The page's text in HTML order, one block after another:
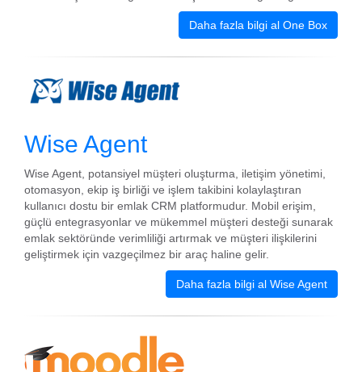
Daha fazla bilgi al One Box
Wise Agent
Wise Agent, potansiyel müşteri oluşturma, iletişim yönetimi,
otomasyon, ekip iş birliği ve işlem takibini kolaylaştıran
kullanıcı dostu bir emlak CRM platformudur. Mobil erişim,
güçlü entegrasyonlar ve mükemmel müşteri desteği sunarak
emlak sektöründe verimliliği artırmak ve müşteri ilişkilerini
geliştirmek için vazgeçilmez bir araç haline gelir.
Daha fazla bilgi al Wise Agent